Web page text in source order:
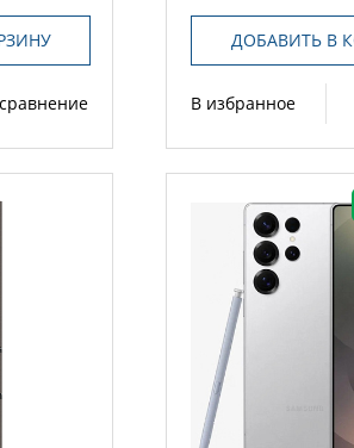
ДОБАВИТЬ В
В избранное